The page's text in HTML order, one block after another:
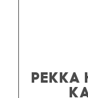
PEKKA